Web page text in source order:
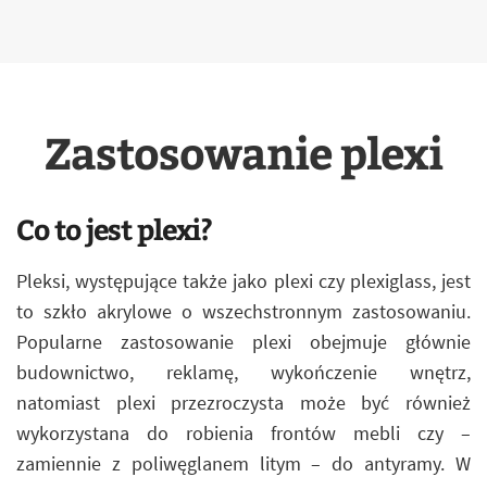
Zastosowanie plexi
Co to jest plexi?
Pleksi, występujące także jako plexi czy plexiglass, jest
to szkło akrylowe o wszechstronnym zastosowaniu.
Popularne zastosowanie plexi obejmuje głównie
budownictwo, reklamę, wykończenie wnętrz,
natomiast plexi przezroczysta może być również
wykorzystana do robienia frontów mebli czy –
zamiennie z poliwęglanem litym – do antyramy. W